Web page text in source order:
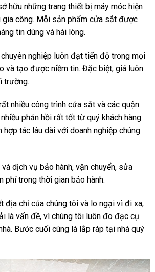
hữu những trang thiết bị máy móc hiện
gia công. Mỗi sản phẩm cửa sắt được
tin dùng và hài lòng.
nghiệp luôn đạt tiến độ trong mọi
và tạo được niềm tin. Đặc biệt, giá luôn
trường.
nhiều công trình cửa sắt và các quận
phản hồi rất tốt từ quý khách hàng
hợp tác lâu dài với doanh nghiệp chúng
dịch vụ bảo hành, vận chuyển, sửa
phí trong thời gian bảo hành.
địa chỉ của chúng tôi và lo ngại vì đi xa,
là vấn đề, vì chúng tôi luôn đo đạc cụ
Bước cuối cùng là lắp ráp tại nhà quý